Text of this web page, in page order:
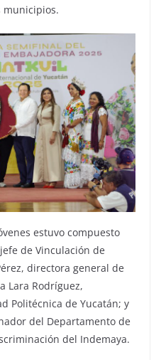
municipios.
estuvo compuesto
de Vinculación de
directora general de
Lara Rodríguez,
Politécnica de Yucatán; y
del Departamento de
del Indemaya.